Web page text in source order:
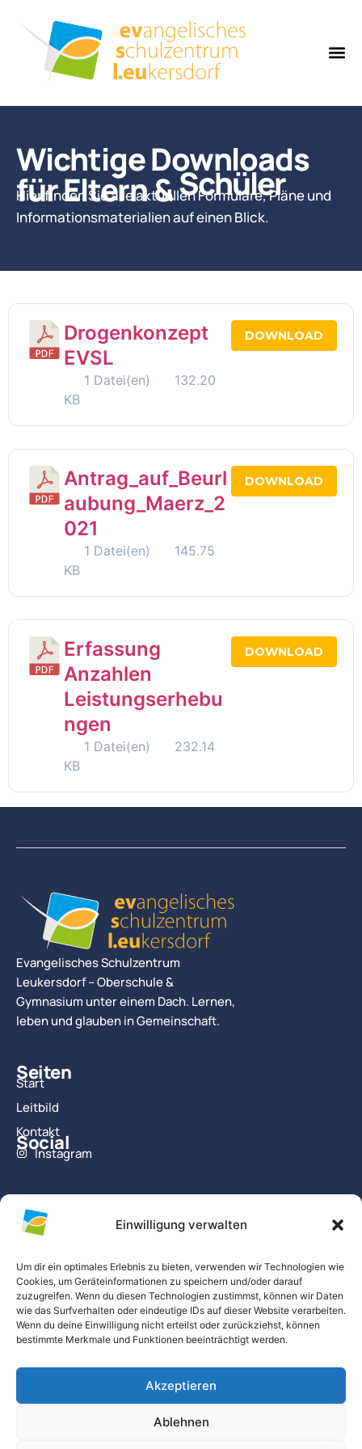
Einwilligung verwalten
Um dir ein optimales Erlebnis zu bieten, verwenden wir Technologien wie
Cookies, um Geräteinformationen zu speichern und/oder darauf
zuzugreifen. Wenn du diesen Technologien zustimmst, können wir Daten
wie das Surfverhalten oder eindeutige IDs auf dieser Website verarbeiten.
Wenn du deine Einwilligung nicht erteilst oder zurückziehst, können
bestimmte Merkmale und Funktionen beeinträchtigt werden.
Akzeptieren
Ablehnen
Wichtige Downloads
für Eltern &Schüler
Hier finden Sie alle aktuellen Formulare, Pläne und
Informationsmaterialien auf einen Blick.
Drogenkonzept
EVSL
1 Datei(en)
132.20
KB
DOWNLOAD
Antrag_auf_Beurl
aubung_Maerz_2
021
1 Datei(en)
145.75
KB
DOWNLOAD
Erfassung
Anzahlen
Leistungserhebu
ngen
1 Datei(en)
232.14
KB
DOWNLOAD
Evangelisches Schulzentrum
Leukersdorf – Oberschule &
Gymnasium unter einem Dach. Lernen,
leben und glauben in Gemeinschaft.
Seiten
Start
Leitbild
Kontakt
Social
Instagram
Infos
Schulessen
Schulleitung
Schulgeschichte
Downloads
Stellenangebote
Kontakt
Schulstraße 8
09387 Jahnsdorf/OT Leukersdorf
Telefon: +49 (0) 3712818911
@evsl.eu
© Evangelisches Schulzentrum Leukersdorf – 2026